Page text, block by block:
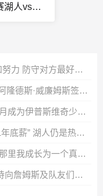
nba常规赛湖人vs火箭比分
湖人新援扎威：会在场上展现活力和努力 防守对方最好的球员
离开CBA！Haynes：自由球员后卫阿隆德斯·威廉姆斯签约奇才
NBA球星哈斯勒姆确认：我在去年9月成为伊普斯维奇少数股东
美记：库明加不愿与任何队签“证明1年底薪” 湖人仍是热门下家
杰伦·布朗：我对波士顿只有感激 在那里我成长为一个真正的男人
布朗：无需强调这是谁的球队 我期待向詹姆斯及队友们学习